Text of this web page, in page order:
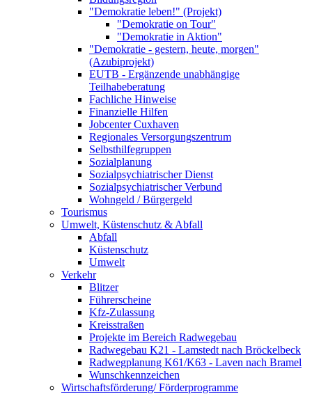
"Demokratie leben!" (Projekt)
"Demokratie on Tour"
"Demokratie in Aktion"
"Demokratie - gestern, heute, morgen"
(Azubiprojekt)
EUTB - Ergänzende unabhängige
Teilhabeberatung
Fachliche Hinweise
Finanzielle Hilfen
Jobcenter Cuxhaven
Regionales Versorgungszentrum
Selbsthilfegruppen
Sozialplanung
Sozialpsychiatrischer Dienst
Sozialpsychiatrischer Verbund
Wohngeld / Bürgergeld
Tourismus
Umwelt, Küstenschutz & Abfall
Abfall
Küstenschutz
Umwelt
Verkehr
Blitzer
Führerscheine
Kfz-Zulassung
Kreisstraßen
Projekte im Bereich Radwegebau
Radwegebau K21 - Lamstedt nach Bröckelbeck
Radwegplanung K61/K63 - Laven nach Bramel
Wunschkennzeichen
Wirtschaftsförderung/ Förderprogramme